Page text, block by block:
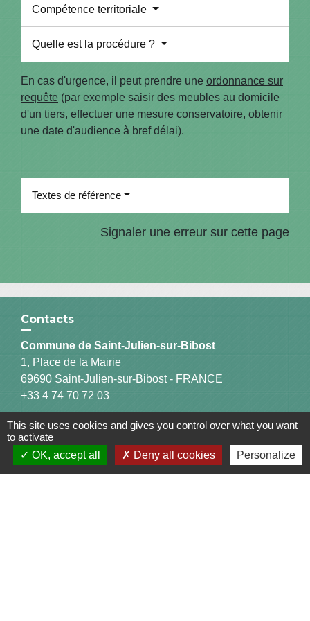
Compétence territoriale
Quelle est la procédure ?
En cas d'urgence, il peut prendre une ordonnance sur
requête (par exemple saisir des meubles au domicile
d'un tiers, effectuer une mesure conservatoire, obtenir
une date d'audience à bref délai).
Textes de référence
Signaler une erreur sur cette page
Contacts
Commune de Saint-Julien-sur-Bibost
1, Place de la Mairie
69690 Saint-Julien-sur-Bibost - FRANCE
+33 4 74 70 72 03
Liens
This site uses cookies and gives you control over what you want
to activate
OK, accept all
Deny all cookies Personalize